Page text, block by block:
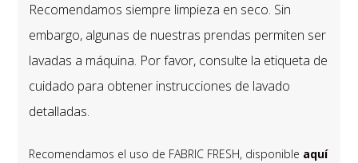
Recomendamos siempre limpieza en seco. Sin
embargo, algunas de nuestras prendas permiten ser
lavadas a máquina. Por favor, consulte la etiqueta de
cuidado para obtener instrucciones de lavado
detalladas.
Recomendamos el uso de FABRIC FRESH, disponible aquí